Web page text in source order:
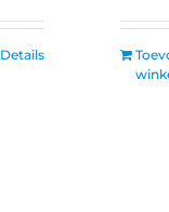
Details